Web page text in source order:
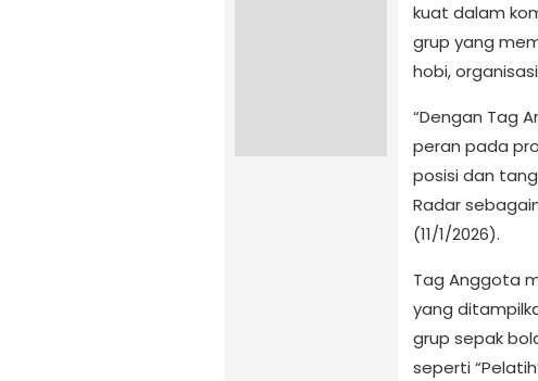
kuat dalam
grup yang
hobi,
“Dengan Tag
peran pada
posisi dan
Radar
(11/1/2026).
Tag Anggota
yang
grup sepak
seperti